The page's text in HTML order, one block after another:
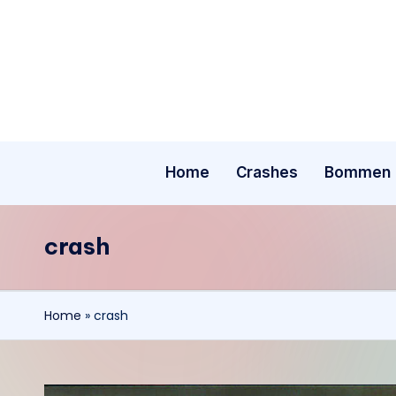
Home Crashes Bommen
crash
Home » crash